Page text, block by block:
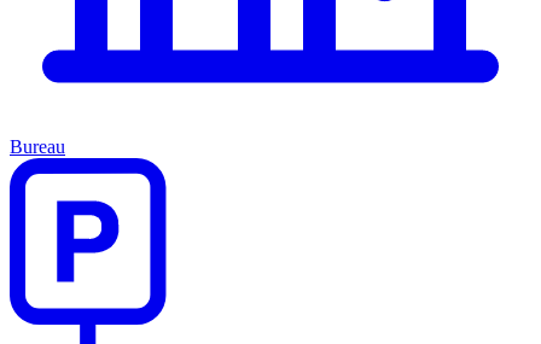
Bureau